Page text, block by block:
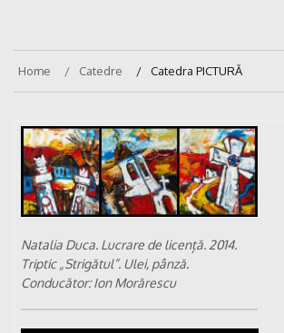
Home Catedre Catedra PICTURĂ
Natalia Duca. Lucrare de licență. 2014.
Triptic „Strigătul”. Ulei, pânză.
Conducător: Ion Morărescu